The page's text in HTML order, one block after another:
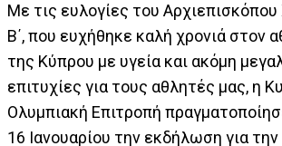
Με τις ευλογίες του
Β΄, που ευχήθηκε καλή χρονιά στον
της Κύπρου με υγεία και ακόμη
επιτυχίες για τους αθλητές μας, η
Ολυμπιακή Επιτροπή
16 Ιανουαρίου την εκδήλωση για